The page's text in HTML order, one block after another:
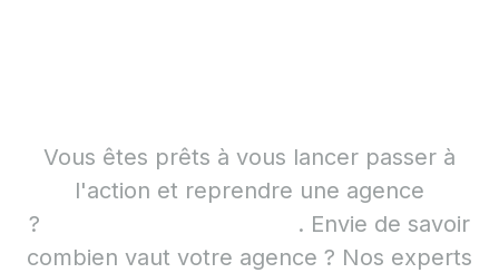
Vous êtes prêts à vous lancer passer à
l'action et reprendre une agence
?
. Envie de savoir
combien vaut votre agence ? Nos experts